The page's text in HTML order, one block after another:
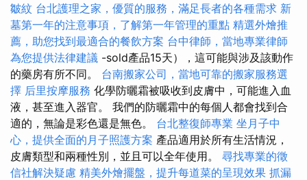
皺紋 台北護理之家，優質的服務，滿足長者的各種需求 新
墓第一年的注意事項，了解第一年管理的重點 精選外燴推
薦，助您找到最適合的餐飲方案 台中律師，當地專業律師
為您提供法律建議 -sold產品15天），這可能與涉及該動作
的藥房有所不同。 台南搬家公司，當地可靠的搬家服務選
擇 后里按摩服務 化學防曬霜被吸收到皮膚中，可能進入血
液，甚至進入器官。 我們的防曬霜中的每個人都會找到合
適的，無論是彩色還是無色。 台北整復師專業 坐月子中
心，提供全面的月子照護方案 產品適用於所有生活情況，
皮膚類型和兩種性別，並且可以全年使用。 尋找專業的徵
信社解決疑慮 精美外燴擺盤，提升每道菜的呈現效果 抓漏